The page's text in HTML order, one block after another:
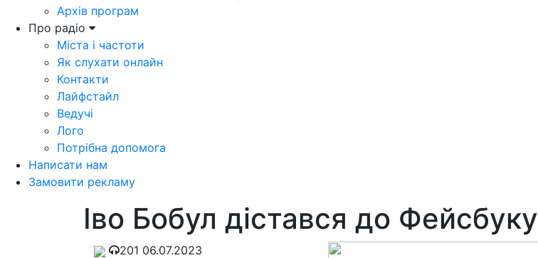
Архів програм
Про радіо
Міста і частоти
Як слухати онлайн
Контакти
Лайфстайл
Ведучі
Лого
Потрібна допомога
Написати нам
Замовити рекламу
Іво Бобул дістався до Фейсбуку
201 06.07.2023